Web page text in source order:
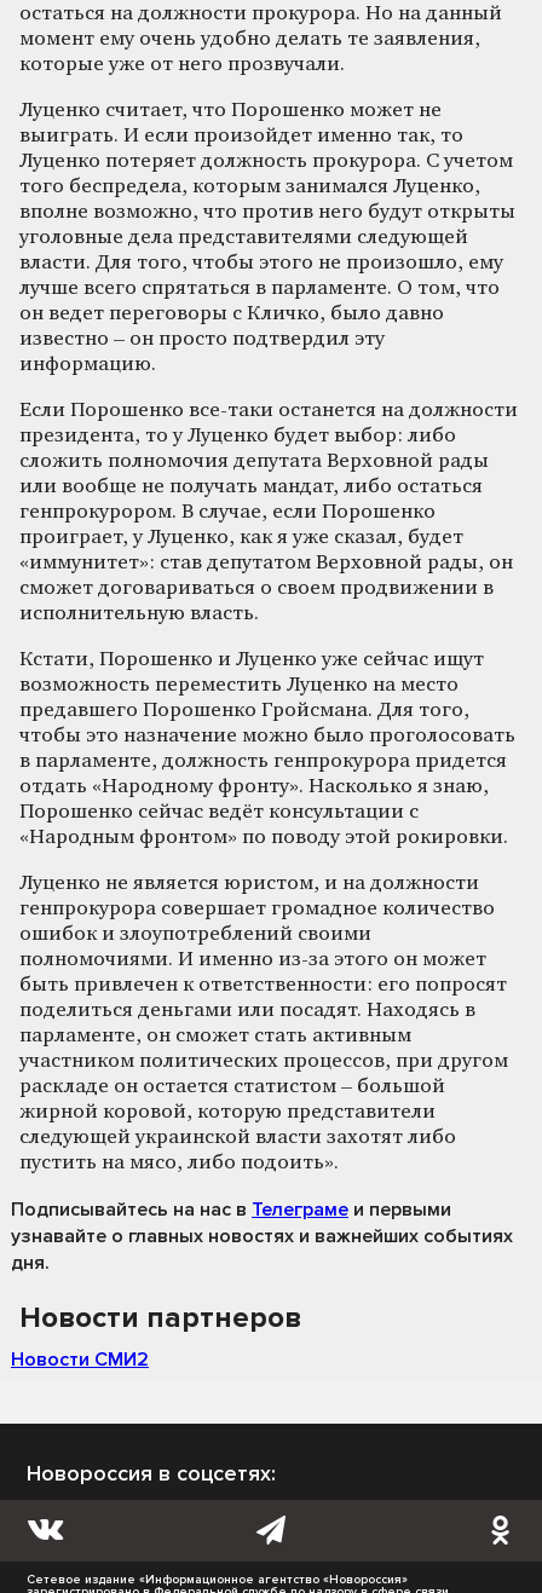
остаться на должности прокурора. Но на данный
момент ему очень удобно делать те заявления,
которые уже от него прозвучали.
Луценко считает, что Порошенко может не
выиграть. И если произойдет именно так, то
Луценко потеряет должность прокурора. С учетом
того беспредела, которым занимался Луценко,
вполне возможно, что против него будут открыты
уголовные дела представителями следующей
власти. Для того, чтобы этого не произошло, ему
лучше всего спрятаться в парламенте. О том, что
он ведет переговоры с Кличко, было давно
известно – он просто подтвердил эту
информацию.
Если Порошенко все-таки останется на должности
президента, то у Луценко будет выбор: либо
сложить полномочия депутата Верховной рады
или вообще не получать мандат, либо остаться
генпрокурором. В случае, если Порошенко
проиграет, у Луценко, как я уже сказал, будет
«иммунитет»: став депутатом Верховной рады, он
сможет договариваться о своем продвижении в
исполнительную власть.
Кстати, Порошенко и Луценко уже сейчас ищут
возможность переместить Луценко на место
предавшего Порошенко Гройсмана. Для того,
чтобы это назначение можно было проголосовать
в парламенте, должность генпрокурора придется
отдать «Народному фронту». Насколько я знаю,
Порошенко сейчас ведёт консультации с
«Народным фронтом» по поводу этой рокировки.
Луценко не является юристом, и на должности
генпрокурора совершает громадное количество
ошибок и злоупотреблений своими
полномочиями. И именно из-за этого он может
быть привлечен к ответственности: его попросят
поделиться деньгами или посадят. Находясь в
парламенте, он сможет стать активным
участником политических процессов, при другом
раскладе он остается статистом – большой
жирной коровой, которую представители
следующей украинской власти захотят либо
пустить на мясо, либо подоить».
Подписывайтесь на нас в Телеграме и первыми
узнавайте о главных новостях и важнейших событиях
дня.
Новости партнеров
Новости СМИ2
Новороссия в соцсетях:
Сетевое издание «Информационное агентство «Новороссия»